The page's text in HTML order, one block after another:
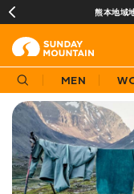
熊本地域
MEN